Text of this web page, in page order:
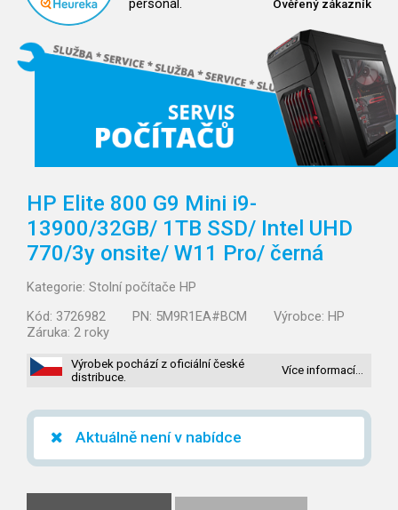
personál.
Ověřený zákazník
HP Elite 800 G9 Mini i9-
13900/32GB/ 1TB SSD/ Intel UHD
770/3y onsite/ W11 Pro/ černá
Kategorie: Stolní počítače HP
Kód: 3726982 PN: 5M9R1EA#BCM Výrobce: HP
Záruka: 2 roky
Výrobek pochází z oficiální české
distribuce.
Více informací…
Aktuálně není v nabídce